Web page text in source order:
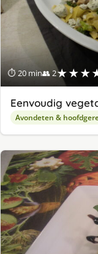
⏱ 20 min👥 2
Eenvoudig
Avondeten &